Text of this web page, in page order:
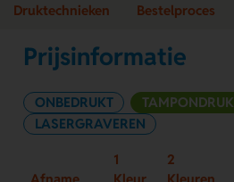
Druktechnieken Bestelproces
Prijsinformatie
ONBEDRUKT TAMPONDRUK
LASERGRAVEREN
1
2